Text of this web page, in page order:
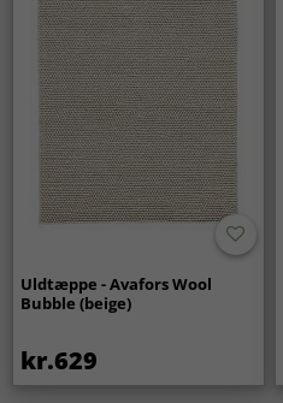
Uldtæppe - Avafors Wool
Bubble (beige)
kr.629